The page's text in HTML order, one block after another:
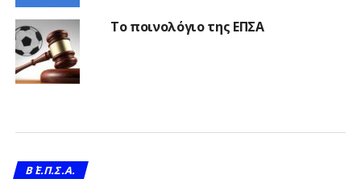
Το ποινολόγιο της ΕΠΣΑ
Β΄ Ε.Π.Σ.Α.